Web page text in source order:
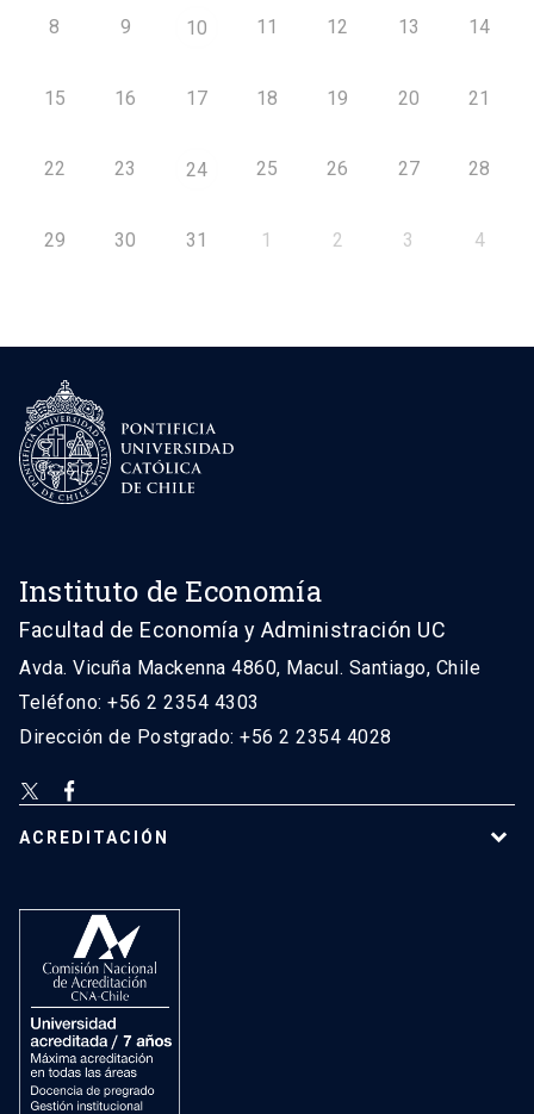
8 9 10 11 12 13 14
15 16 17 18 19 20 21
22 23 24 25 26 27 28
29 30 31 1 2 3 4
Instituto de Economía
Facultad de Economía y Administración UC
Avda. Vicuña Mackenna 4860, Macul. Santiago, Chile
Teléfono: +56 2 2354 4303
Dirección de Postgrado: +56 2 2354 4028
ACREDITACIÓN